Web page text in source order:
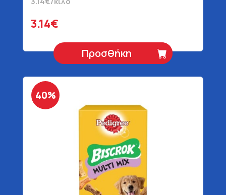
3.14€
Προσθήκη
40%